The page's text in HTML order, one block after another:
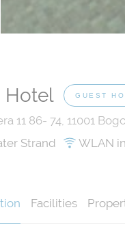
Hotel GUEST
11 86- 74, 11001
Strand
WLAN
Facilities